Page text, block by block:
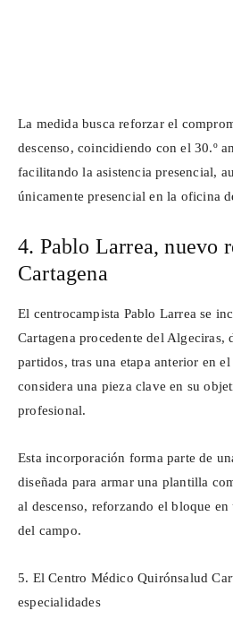
La medida busca reforzar el
descenso, coincidiendo con el 30.º
facilitando la asistencia presencial,
únicamente presencial en la oficina
4. Pablo Larrea, nuevo
Cartagena
El centrocampista Pablo Larrea se
Cartagena procedente del Algeciras,
partidos, tras una etapa anterior en
considera una pieza clave en su
profesional.
Esta incorporación forma parte de
diseñada para armar una plantilla
al descenso, reforzando el bloque
del campo.
5. El Centro Médico Quirónsalud
especialidades